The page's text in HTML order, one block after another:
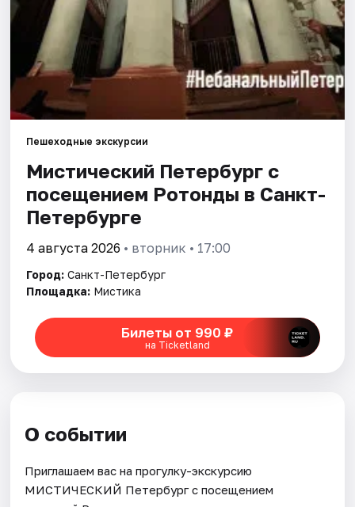
Города
Площадки
Артисты
Пешеходные экскурсии
Мистический Петербург с
посещением Ротонды в Санкт-
Петербурге
4 августа 2026 • вторник • 17:00
Город: Санкт-Петербург
Площадка: Мистика
Билеты от 990 ₽
на Ticketland
О событии
Приглашаем вас на прогулку-экскурсию
МИСТИЧЕСКИЙ Петербург с посещением